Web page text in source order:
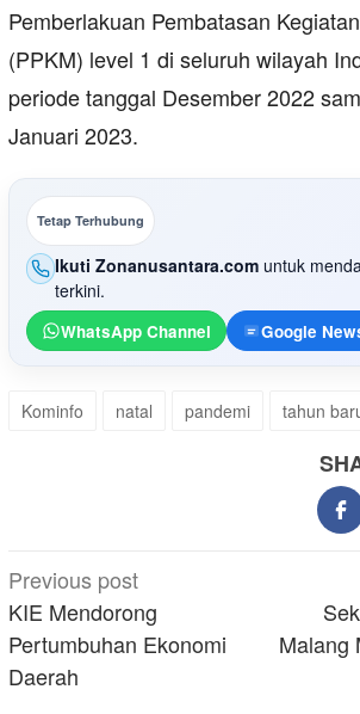
Pemberlakuan Pembatasan
(PPKM) level 1 di seluruh wilayah
periode tanggal Desember 2022
Januari 2023.
Tetap Terhubung
Ikuti Zonanusantara.com untuk
terkini.
WhatsApp Channel Google
Kominfo natal pandemi tahun
Post
navigation
Previous post
KIE Mendorong
Pertumbuhan Ekonomi
Daerah
Malang